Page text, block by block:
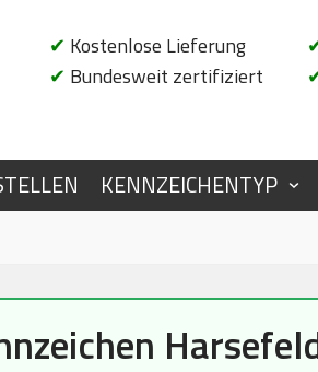
✔ Kostenlose Lieferung
✔ Bundesweit zertifiziert
KENNZEICHENTYP